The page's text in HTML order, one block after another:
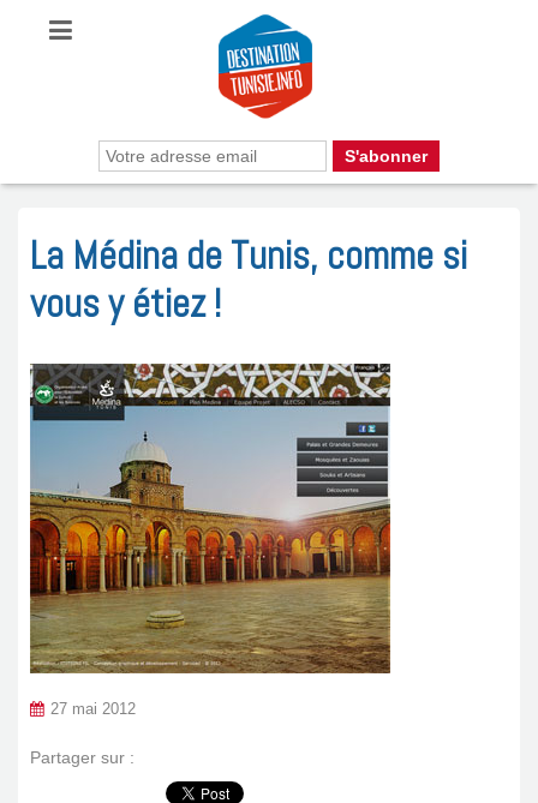
La Médina de Tunis, comme si
vous y étiez !
27 mai 2012
Partager sur :